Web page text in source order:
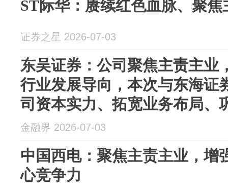
ST际华：赓续红色血脉、聚焦
证券之星 2026-07-03
东吴证券：公司聚焦主责主业
行业发展导向，本次与东海证
司资本实力、拓宽业务布局、
金融界 2026-07-03
中国西电：聚焦主责主业，增
心竞争力